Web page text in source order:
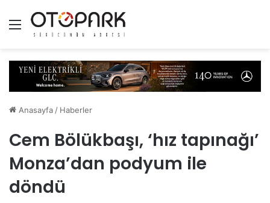
Menü
Anasayfa / Haberler
Cem Bölükbaşı, ‘hız tapınağı’
Monza’dan podyum ile
döndü